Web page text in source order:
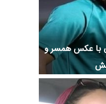
با عکس همسر و